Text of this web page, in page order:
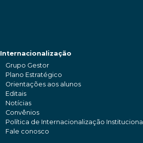
Internacionalização
Grupo Gestor
Plano Estratégico
Orientações aos alunos
Editais
Notícias
Convênios
Política de Internacionalização Institucional
Fale conosco